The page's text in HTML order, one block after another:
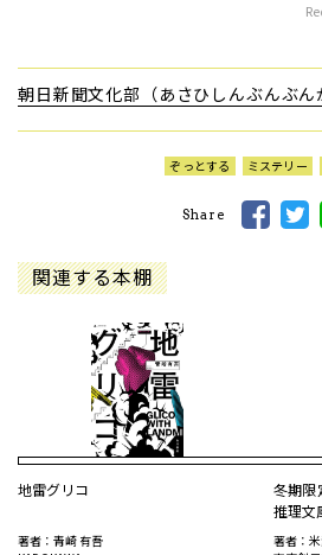
朝日新聞文化部（あさひしんぶんぶん
ぞっとする ミステリー
Share
関連する本棚
地雷グリコ
著者：青崎 有吾
冬期限
推理文
著者：